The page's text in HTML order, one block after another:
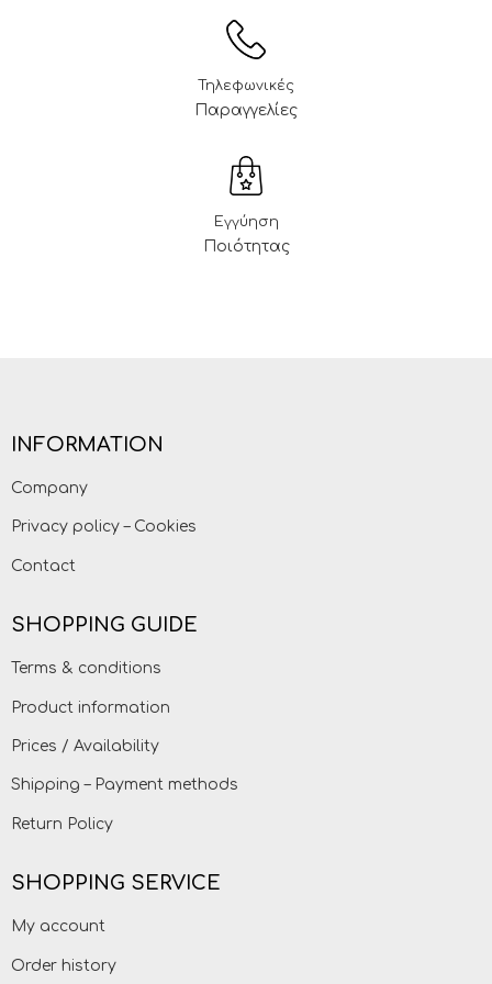
Τηλεφωνικές
Παραγγελίες
Εγγύηση
Ποιότητας
INFORMATION
Company
Privacy policy – Cookies
Contact
SHOPPING GUIDE
Terms & conditions
Product information
Prices / Availability
Shipping – Payment methods
Return Policy
SHOPPING SERVICE
My account
Order history